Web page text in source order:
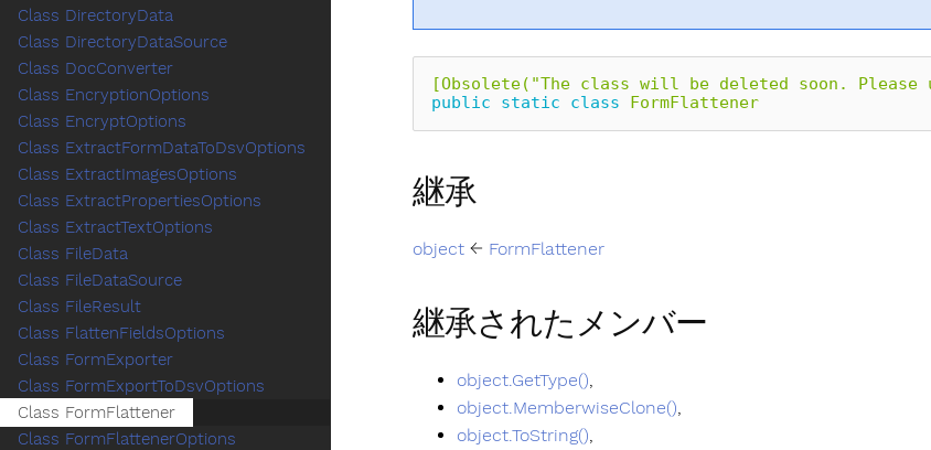
[Obsolete("The class will be deleted soon. Please
public
static class FormFlattener
継承
object ← FormFlattener
継承されたメンバー
object.GetType(),
object.MemberwiseClone(),
object.ToString(),
Class DirectoryData
Class DirectoryDataSource
Class DocConverter
Class EncryptionOptions
Class EncryptOptions
Class ExtractFormDataToDsvOptions
Class ExtractImagesOptions
Class ExtractPropertiesOptions
Class ExtractTextOptions
Class FileData
Class FileDataSource
Class FileResult
Class FlattenFieldsOptions
Class FormExporter
Class FormExportToDsvOptions
Class FormFlattener
Class FormFlattenerOptions